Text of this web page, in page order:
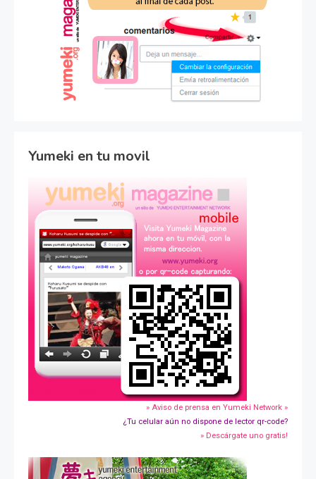
Yumeki en tu movil
» Aviso de prensa en Yumeki Network »
¿Tu celular aún no dispone de lector qr-code?
» Descárgate uno gratis!